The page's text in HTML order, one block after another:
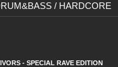
/ HARDCORE
- SPECIAL RAVE EDITION